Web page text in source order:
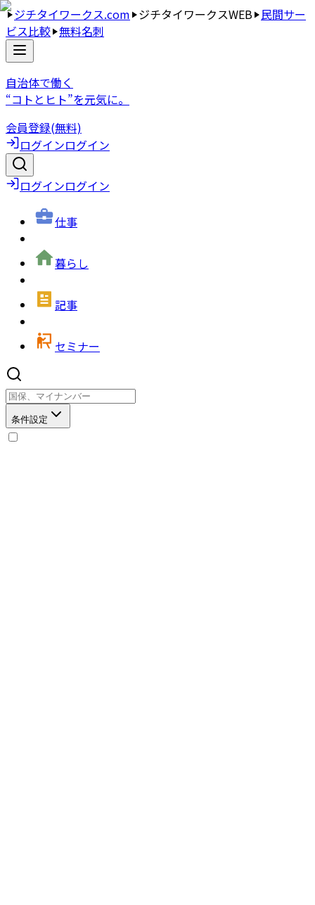
ジチタイワークス.com ジチタイワークスWEB 民間サー
ビス比較 無料名刺
自治体で働く
“コトとヒト”を元気に。
会員登録(無料)
ログインログイン
ログインログイン
仕事
暮らし
記事
セミナー
条件設定